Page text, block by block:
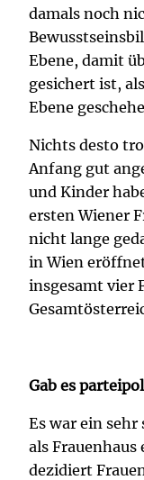
damals noch
Ebene, damit
gesichert ist,
Ebene
Nichts desto
Anfang gut
und Kinder
ersten Wiener
nicht lange
in Wien
insgesamt vier
Gab es
Es war ein sehr
als
dezidiert